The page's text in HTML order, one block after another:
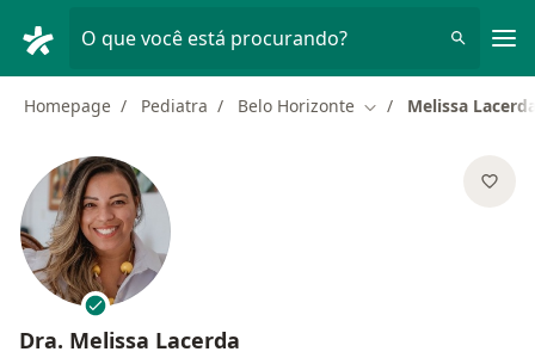
O que você está procurando?
Homepage Pediatra Belo Horizonte Mudar de cidade
Melissa
Dra. Melissa Lacerda